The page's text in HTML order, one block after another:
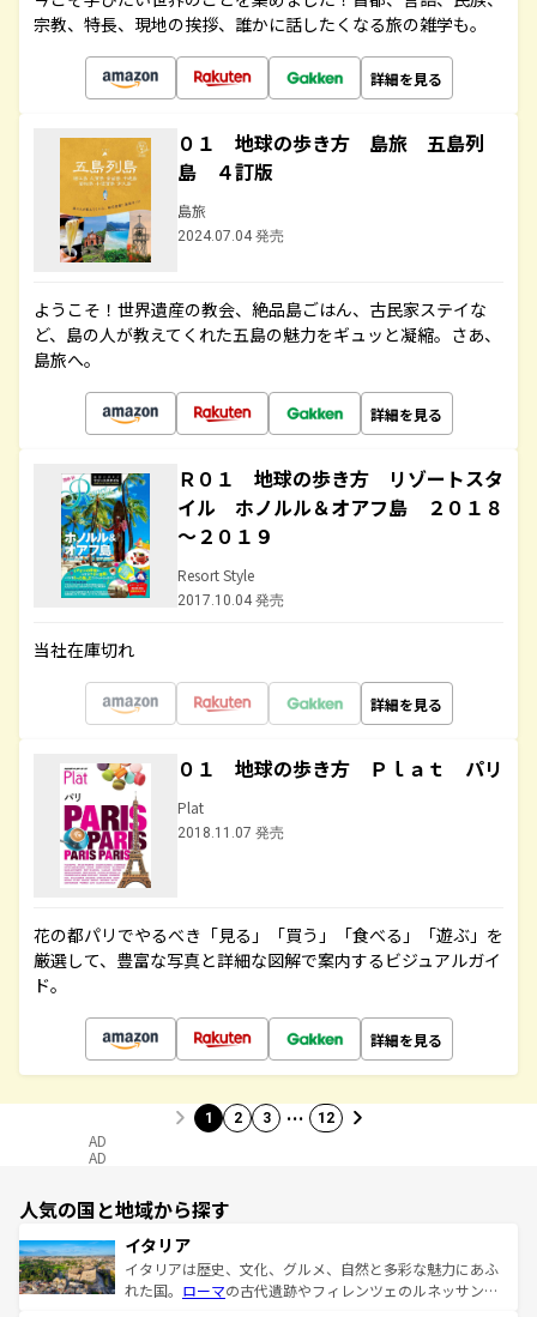
宗教、特長、現地の挨拶、誰かに話したくなる旅の雑学も。
詳細を見る
０１ 地球の歩き方 島旅 五島列
島 ４訂版
島旅
2024.07.04 発売
ようこそ！世界遺産の教会、絶品島ごはん、古民家ステイな
ど、島の人が教えてくれた五島の魅力をギュッと凝縮。さあ、
島旅へ。
詳細を見る
Ｒ０１ 地球の歩き方 リゾートスタ
イル ホノルル＆オアフ島 ２０１８
～２０１９
Resort Style
2017.10.04 発売
当社在庫切れ
詳細を見る
０１ 地球の歩き方 Ｐｌａｔ パリ
Plat
2018.11.07 発売
花の都パリでやるべき「見る」「買う」「食べる」「遊ぶ」を
厳選して、豊富な写真と詳細な図解で案内するビジュアルガイ
ド。
詳細を見る
1 2 3 … 12
AD
AD
人気の国と地域から探す
イタリア
イタリアは歴史、文化、グルメ、自然と多彩な魅力にあふ
れた国。 ローマの古代遺跡やフィレンツェのルネッサンス